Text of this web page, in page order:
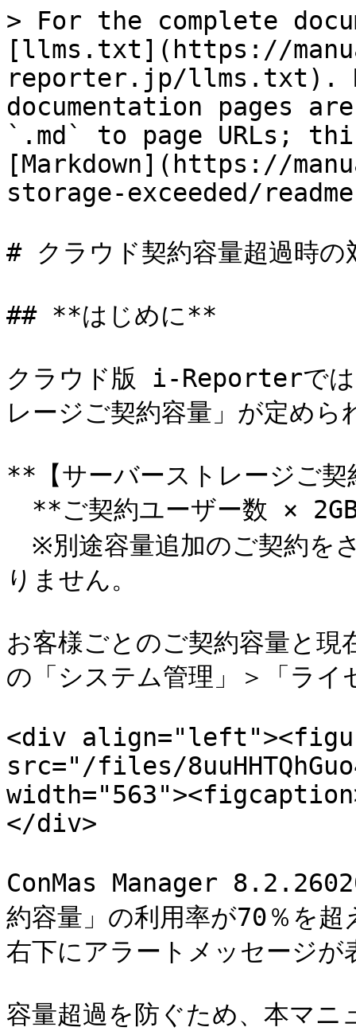
> For the complete
[llms.txt](https://
reporter.jp/llms.txt).
documentation pages
`.md` to page URLs;
[Markdown](https://
storage-exceeded/
# クラウド契約容量超過時の
## **はじめに**
クラウド版 i-Reporterでは
レージご契約容量」が定めら
**【サーバーストレージご
**ご契約ユーザー数 ×
※別途容量追加のご契約を
りません。
お客様ごとのご契約容量と
の「システム管理」＞「ラ
<div
src="/files/
</div>
ConMas Manager
約容量」の利用率が70％を
右下にアラートメッセージ
容量超過を防ぐため、本マ